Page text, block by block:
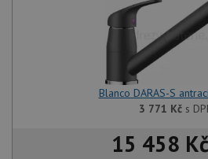
Blanco DARAS-S
3 771 Kčs
15 458 Kč